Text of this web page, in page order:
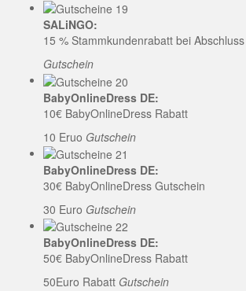
SALiNGO:
15 % Stammkundenrabatt bei
Gutschein
BabyOnlineDress DE:
10€ BabyOnlineDress Rabatt
10 Eruo Gutschein
BabyOnlineDress DE:
30€ BabyOnlineDress Gutschein
30 Euro Gutschein
BabyOnlineDress DE:
50€ BabyOnlineDress Rabatt
50Euro Rabatt Gutschein